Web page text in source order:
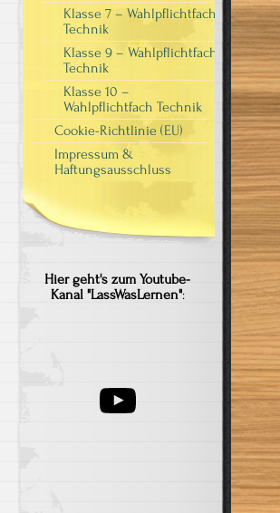
Klasse 7 – Wahlpflichtfach
Technik
Klasse 9 – Wahlpflichtfach
Technik
Klasse 10 –
Wahlpflichtfach Technik
Cookie-Richtlinie (EU)
Impressum &
Haftungsausschluss
Hier geht's zum Youtube-
Kanal "LassWasLernen":
YouTube